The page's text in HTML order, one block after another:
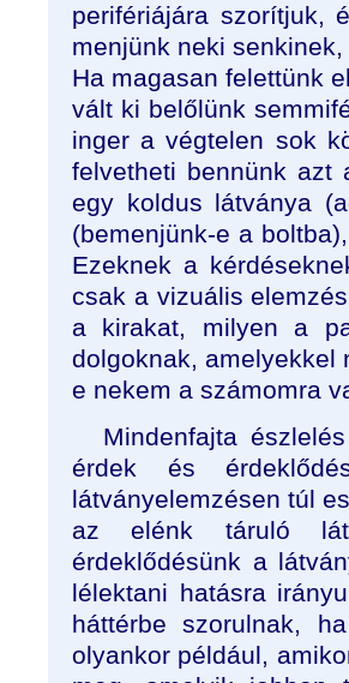
perifériájára szorítjuk,
menjünk neki
Ha magasan felettünk
vált ki belőlünk
inger a végtelen sok
felvetheti bennünk azt
egy koldus látványa
(bemenjünk-e a
Ezeknek a
csak a vizuális
a kirakat, milyen a
dolgoknak, amelyekkel
e nekem a számomra
Mindenfajta
érdek és
látványelemzésen túl
az elénk táruló
érdeklődésünk a
lélektani hatásra
háttérbe szorulnak,
olyankor például,